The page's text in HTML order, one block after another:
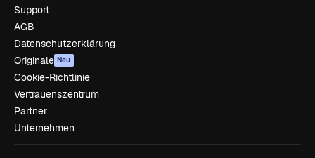
Support
AGB
Datenschutzerklärung
Originale Neu
Cookie-Richtlinie
Vertrauenszentrum
Partner
Unternehmen